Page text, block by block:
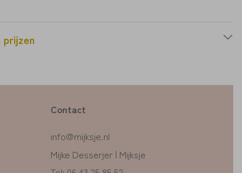
Contact
info@mijksje.nl
Mijke Desserjer | Mijksje